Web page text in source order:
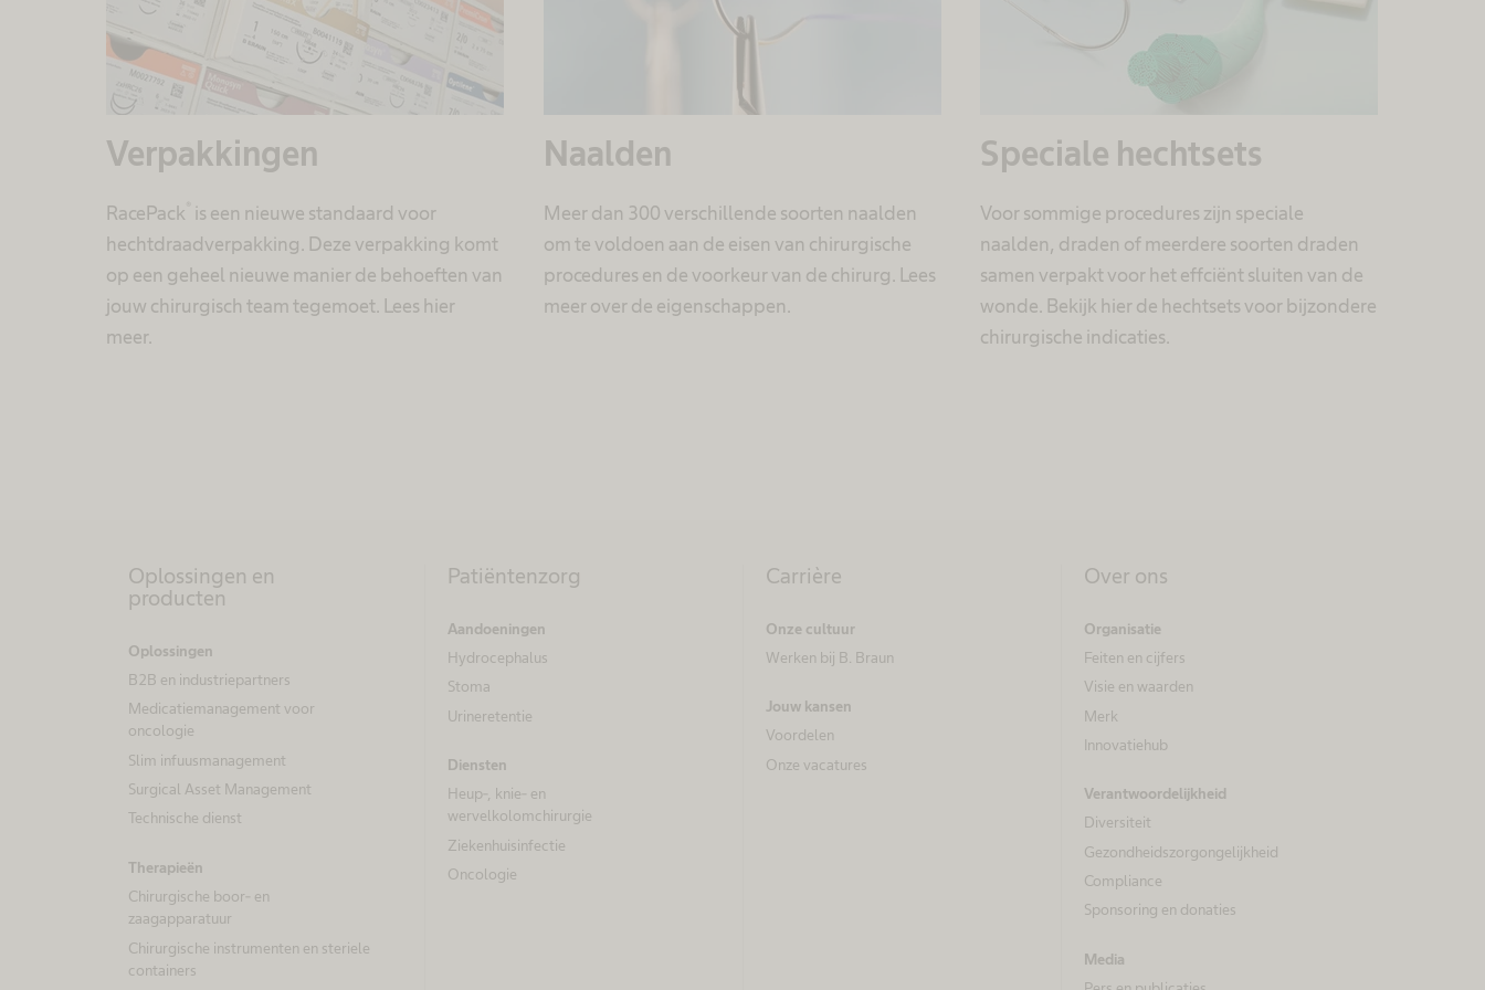
Verpakkingen
RacePack is een nieuwe standaard voor
hechtdraadverpakking. Deze verpakking komt
op een geheel nieuwe manier de behoeften van
jouw chirurgisch team tegemoet. Lees hier
meer.
Naalden
Meer dan 300 verschillende soorten naalden
om te voldoen aan de eisen van chirurgische
procedures en de voorkeur van de chirurg. Lees
meer over de eigenschappen.
Speciale hechtsets
Voor sommige procedures zijn speciale
naalden, draden of meerdere soorten draden
samen verpakt voor het effciënt sluiten van de
wonde. Bekijk hier de hechtsets voor bijzondere
chirurgische indicaties.
Oplossingen en
producten
Oplossingen
B2B en industriepartners​
Medicatiemanagement voor
oncologie
Slim infuusmanagement
Surgical Asset Management
Technische dienst
Therapieën
Chirurgische boor- en
zaagapparatuur
Chirurgische instrumenten en steriele
containers
Patiëntenzorg
Aandoeningen
​​Hydrocephalus
Stoma
Urineretentie
Diensten
Heup-, knie- en
wervelkolomchirurgie
Ziekenhuisinfectie
Oncologie
Carrière
Onze cultuur
Werken bij B. Braun
Jouw kansen
Voordelen
Onze vacatures
Over ons
Organisatie
Feiten en cijfers
Visie en waarden
Merk
Innovatiehub
Verantwoordelijkheid
Diversiteit
Gezondheidszorgongelijkheid​
Compliance
Sponsoring en donaties
Media